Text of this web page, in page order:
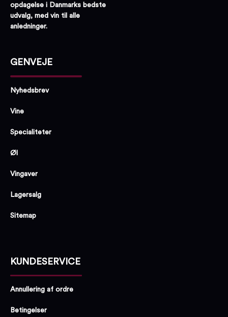
opdagelse i Danmarks bedste
udvalg, med vin til alle
anledninger.
GENVEJE
Nyhedsbrev
Vine
Specialiteter
Øl
Vingaver
Lagersalg
Sitemap
KUNDESERVICE
Annullering af ordre
Betingelser